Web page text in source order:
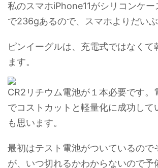
私のスマホiPhone11がシリコンケ
で236gあるので、スマホよりだいぶ
ピンイーグルは、充電式ではなくて
ます。
CR2リチウム電池が１本必要です。
でコストカットと軽量化に成功して
も思います。
最初はテスト電池がついているので
が、いつ切れるかわからないので予